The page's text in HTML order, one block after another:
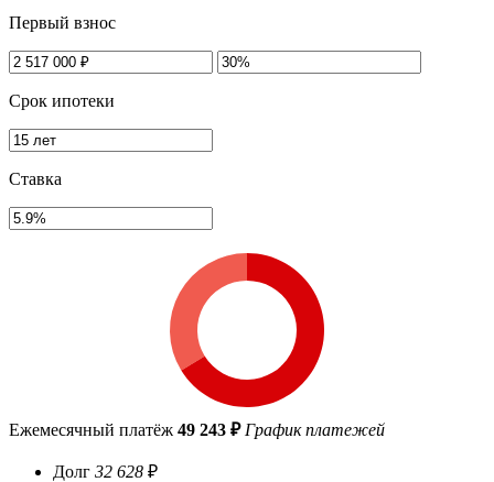
Первый взнос
Срок ипотеки
Ставка
Ежемесячный платёж 49 243 ₽ График платежей
Долг 32 628 ₽